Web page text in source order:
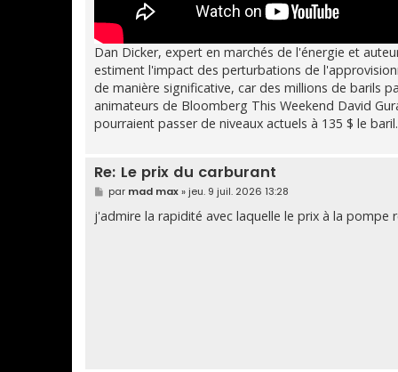
Dan Dicker, expert en marchés de l'énergie et
estiment l'impact des perturbations de
de manière significative, car des millions de barils
animateurs de Bloomberg This Weekend David
pourraient passer de niveaux actuels à 135 $ le baril.
Re: Le prix du carburant
M
e
s
s
par mad max» jeu. 9 juil. 2026 13:28
j'admire la rapidité avec laquelle le prix à la pompe